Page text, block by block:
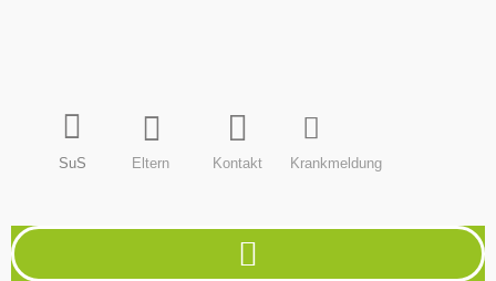
SuS Eltern Kontakt Krankmeldung